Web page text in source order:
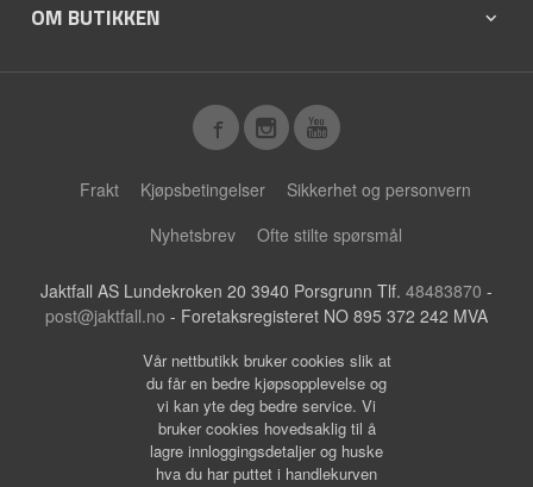
OM BUTIKKEN
Frakt Kjøpsbetingelser
Sikkerhet og personvern
Nyhetsbrev
Ofte stilte spørsmål
Jaktfall AS Lundekroken 20 3940 Porsgrunn Tlf. 48483870 -
post@jaktfall.no - Foretaksregisteret NO 895 372 242 MVA
Vår nettbutikk bruker cookies slik at
du får en bedre kjøpsopplevelse og
vi kan yte deg bedre service. Vi
bruker cookies hovedsaklig til å
lagre innloggingsdetaljer og huske
hva du har puttet i handlekurven